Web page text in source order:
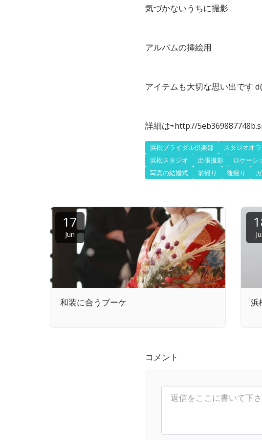
気づかないうちに撮影
アルバムの挿絵用
アイテムも大切な思い出です
詳細は⇨http://
浜松ブライダル倶楽部 スタジオオ
浜松スタジオ
出張撮影 ロケーシ
写真の結婚式
前撮り 後撮り
17
Jun
和装に合うブーケ 浜
コメント